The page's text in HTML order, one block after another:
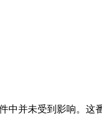
并未受到影响。这